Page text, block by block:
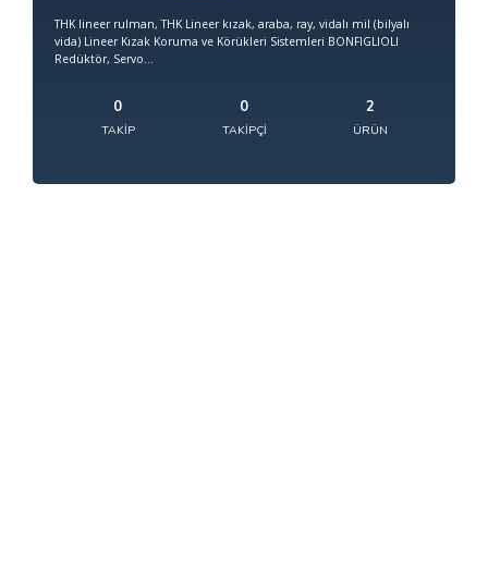
THK lineer rulman, THK Lineer kızak, araba, ray, vidalı mil (bilyalı
vida) Lineer Kızak Koruma ve Körükleri Sistemleri BONFIGLIOLI
Redüktör, Servo...
0
TAKIP
0
TAKIPÇI
2
ÜRÜN